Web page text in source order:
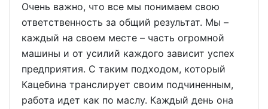
Очень важно, что все мы понимаем свою
ответственность за общий результат. Мы –
каждый на своем месте – часть огромной
машины и от усилий каждого зависит успех
предприятия. С таким подходом, который
Кацебина транслирует своим подчиненным,
работа идет как по маслу. Каждый день она